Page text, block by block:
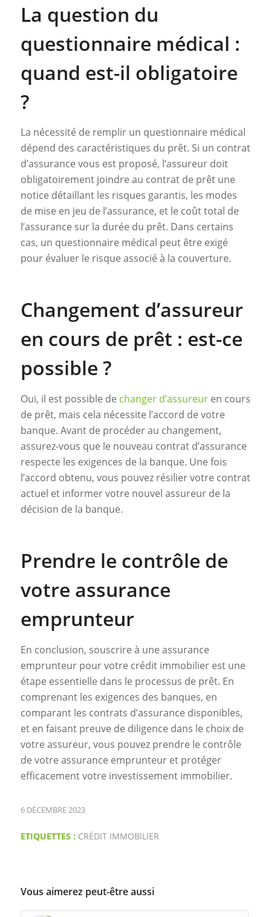
La question du
questionnaire médical :
quand est-il obligatoire
?
La nécessité de remplir un questionnaire médical
dépend des caractéristiques du prêt. Si un contrat
d’assurance vous est proposé, l’assureur doit
obligatoirement joindre au contrat de prêt une
notice détaillant les risques garantis, les modes
de mise en jeu de l’assurance, et le coût total de
l’assurance sur la durée du prêt. Dans certains
cas, un questionnaire médical peut être exigé
pour évaluer le risque associé à la couverture.
Changement d’assureur
en cours de prêt : est-ce
possible ?
Oui, il est possible de changer d’assureuren cours
de prêt, mais cela nécessite l’accord de votre
banque. Avant de procéder au changement,
assurez-vous que le nouveau contrat d’assurance
respecte les exigences de la banque. Une fois
l’accord obtenu, vous pouvez résilier votre contrat
actuel et informer votre nouvel assureur de la
décision de la banque.
Prendre le contrôle de
votre assurance
emprunteur
En conclusion, souscrire à une assurance
emprunteur pour votre crédit immobilier est une
étape essentielle dans le processus de prêt. En
comprenant les exigences des banques, en
comparant les contrats d’assurance disponibles,
et en faisant preuve de diligence dans le choix de
votre assureur, vous pouvez prendre le contrôle
de votre assurance emprunteur et protéger
efficacement votre investissement immobilier.
6 DÉCEMBRE 2023
ETIQUETTES : CRÉDIT IMMOBILIER
Vous aimerez peut-être aussi